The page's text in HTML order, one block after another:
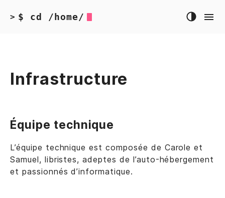
> $ cd /home/
Infrastructure
Équipe technique
L’équipe technique est composée de Carole et
Samuel, libristes, adeptes de l’auto-hébergement
et passionnés d’informatique.